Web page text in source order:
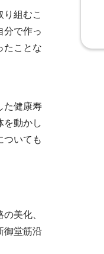
組むこ
分で作っ
たことな
た健康寿
を動かし
ついても
美化、
御堂筋沿